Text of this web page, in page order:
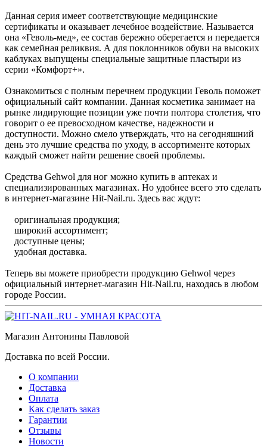
Данная серия имеет соответствующие медицинские
сертификаты и оказывает лечебное воздействие. Называется
она «Геволь-мед», ее состав бережно оберегается и передается
как семейная реликвия. А для поклонников обуви на высоких
каблуках выпущены специальные защитные пластыри из
серии «Комфорт+».
Ознакомиться с полным перечнем продукции Геволь поможет
официальный сайт компании. Данная косметика занимает на
рынке лидирующие позиции уже почти полтора столетия, что
говорит о ее превосходном качестве, надежности и
доступности. Можно смело утверждать, что на сегодняшний
день это лучшие средства по уходу, в ассортименте которых
каждый сможет найти решение своей проблемы.
Средства Gehwol для ног можно купить в аптеках и
специализированных магазинах. Но удобнее всего это сделать
в интернет-магазине Hit-Nail.ru. Здесь вас ждут:
оригинальная продукция;
широкий ассортимент;
доступные цены;
удобная доставка.
Теперь вы можете приобрести продукцию Gehwol через
официальный интернет-магазин Hit-Nail.ru, находясь в любом
городе России.
Магазин Антонины Павловой
Доставка по всей России.
О компании
Доставка
Оплата
Как сделать заказ
Гарантии
Отзывы
Новости